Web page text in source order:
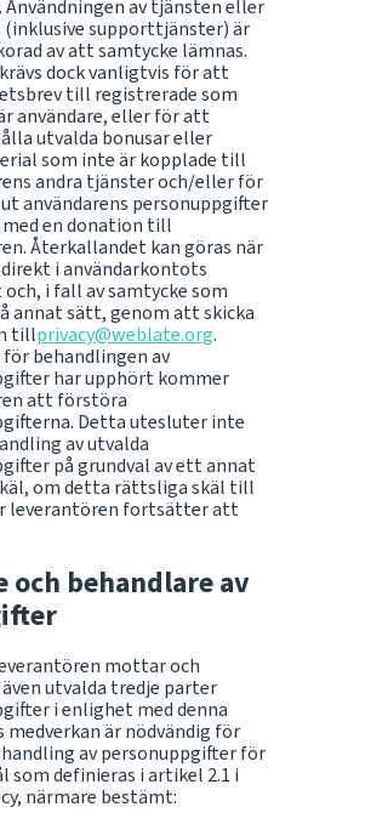
av tjänsten eller
(inklusive supporttjänster) är
av att samtycke lämnas.
dock vanligtvis för att
till registrerade som
användare, eller för att
utvalda bonusar eller
som inte är kopplade till
andra tjänster och/eller för
användarens personuppgifter
med en donation till
Återkallandet kan göras när
i användarkontots
i fall av samtycke som
annat sätt, genom att skicka
tillprivacy@weblate.org.
behandlingen av
har upphört kommer
att förstöra
Detta utesluter inte
av utvalda
på grundval av ett annat
om detta rättsliga skäl till
leverantören fortsätter att
och behandlare av
mottar och
utvalda tredje parter
i enlighet med denna
medverkan är nödvändig för
av personuppgifter för
som definieras i artikel 2.1 i
närmare bestämt: